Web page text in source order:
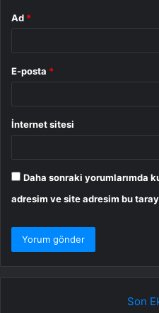
Ad *
E-posta *
İnternet sitesi
Daha sonraki yorumlarımda
adresim ve site adresim bu
Son